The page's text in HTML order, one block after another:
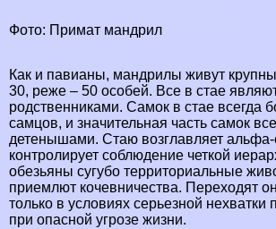
Фото: Примат мaндрил
Как и павианы, мaндрилы живут
30, реже – 50 особей. Все в стае
родственниками. Самок в стае всегда
самцов, и значительная часть самок
детенышами. Стаю возглавляет
контролирует соблюдение четкой
обезьяны сугубо территориальные
приемлют кочевничества. Переходят
только в условиях серьезной
при опасной угрозе жизни.